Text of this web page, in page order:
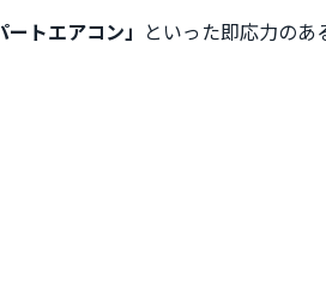
トエアコン」 といった即応力の